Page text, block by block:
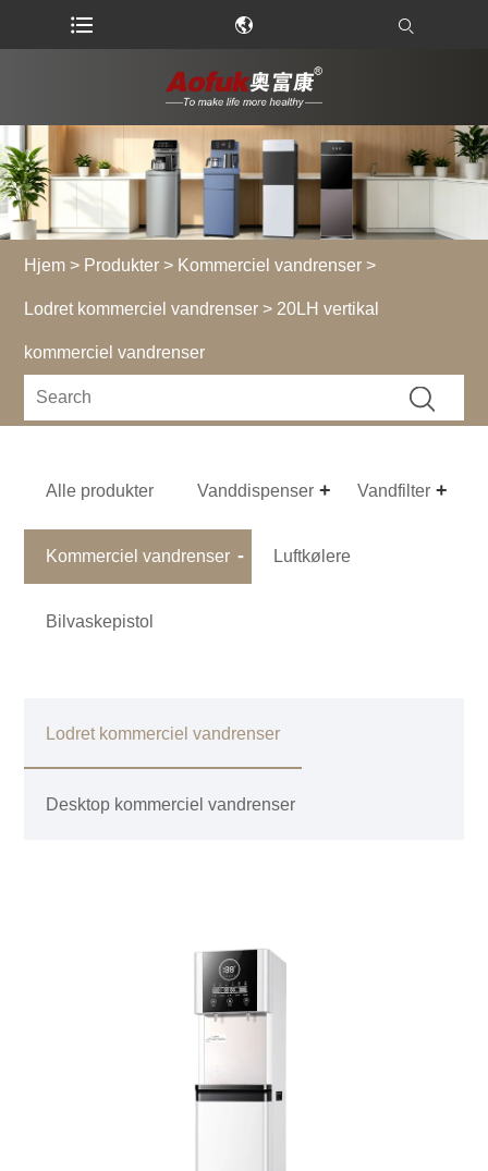
Hjem > Produkter > Kommerciel vandrenser >
Lodret kommerciel vandrenser > 20LH vertikal
kommerciel vandrenser
Alle produkter Vanddispenser Vandfilter
Kommerciel vandrenser Luftkølere
Bilvaskepistol
Lodret kommerciel vandrenser
Desktop kommerciel vandrenser